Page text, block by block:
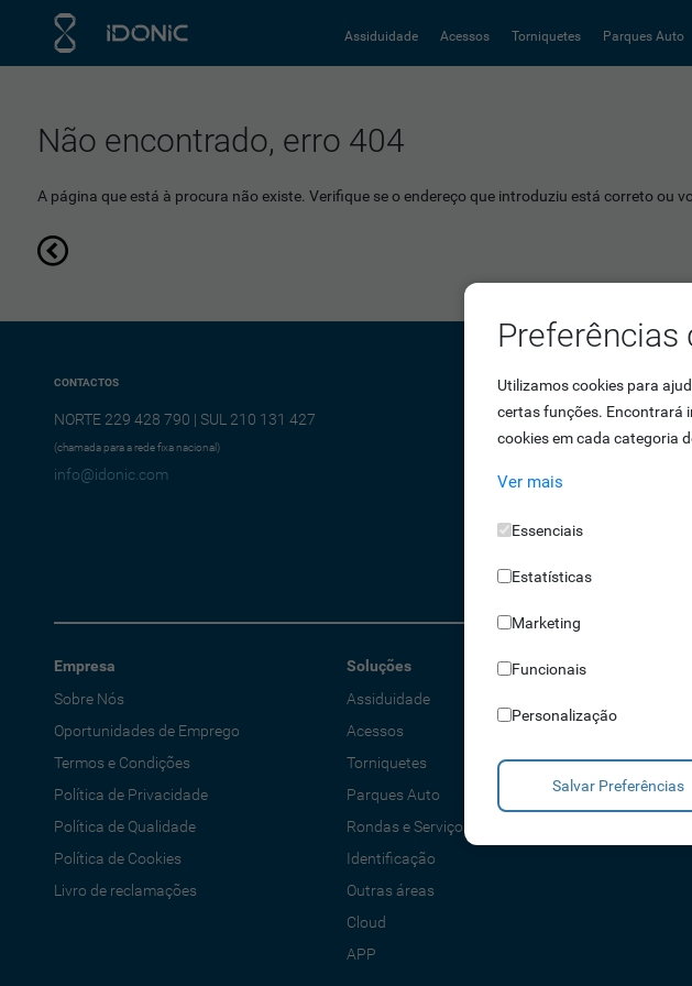
Assiduidade Acessos Torniquetes Parques Auto
Não encontrado, erro 404
A página que está à procura não existe. Verifique se o endereço que introduziu está correto ou
CONTACTOS
NORTE 229 428 790 | SUL 210 131 427
(chamada para a rede fixa nacional)
info@idonic.com
Empresa
Sobre Nós
Oportunidades de Emprego
Termos e Condições
Política de Privacidade
Política de Qualidade
Política de Cookies
Livro de reclamações
Soluções
Assiduidade
Acessos
Torniquetes
Parques Auto
Rondas e Serviços
Identificação
Outras áreas
Cloud
APP
Preferências
Utilizamos cookies para
certas funções. Encontrará
cookies em cada categoria
Ver mais
Essenciais
Estatísticas
Marketing
Funcionais
Personalização
Salvar Preferências